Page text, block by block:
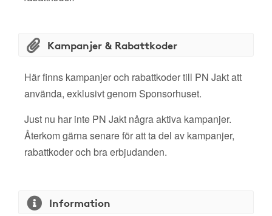
Kampanjer & Rabattkoder
Här finns kampanjer och rabattkoder till PN Jakt att
använda, exklusivt genom Sponsorhuset.
Just nu har inte PN Jakt några aktiva kampanjer.
Återkom gärna senare för att ta del av kampanjer,
rabattkoder och bra erbjudanden.
Information